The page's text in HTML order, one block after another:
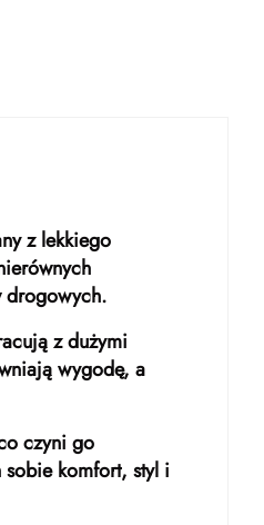
z lekkiego
drogowych.
z dużymi
wygodę, a
czyni go
komfort, styl i